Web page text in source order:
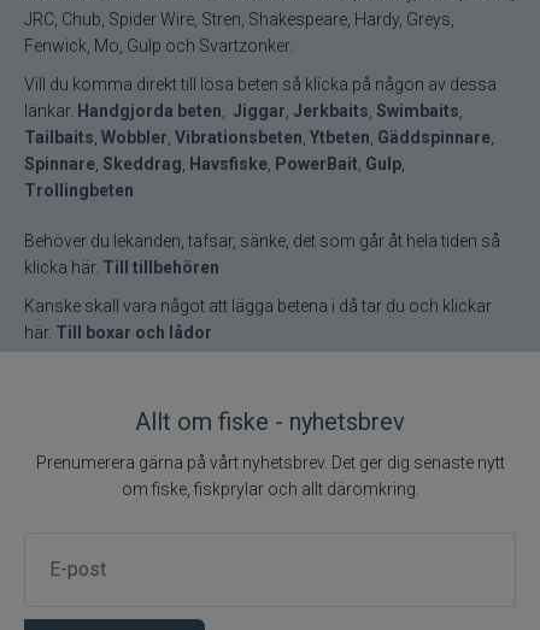
JRC; Chub, Spider Wire, Stren, Shakespeare, Hardy, Greys,
Fenwick, Mo, Gulp och Svartzonker.
Vill du komma direkt till lösa beten så klicka på någon av dessa
länkar. Handgjorda beten Jiggar Jerkbaits Swimbaits
Tailbaits Wobbler Vibrationsbeten Ytbeten Gäddspinnare
Spinnare Skeddrag Havsfiske PowerBait Gulp
Trollingbeten
Behöver du lekanden, tafsar, sänke, det som går åt hela tiden så
klicka här. Till tillbehören
Kanske skall vara något att lägga betena i då tar du och klickar
här. Till boxar och lådor
Allt om fiske - nyhetsbrev
Prenumerera gärna på vårt nyhetsbrev. Det ger dig senaste nytt
om fiske, fiskprylar och allt däromkring.